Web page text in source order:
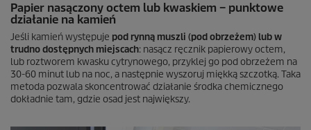
Papier nasączony octem lub kwaskiem – punktowe
działanie na kamień
Jeśli kamień występuje pod rynną muszli (pod obrzeżem) lub w
trudno dostępnych miejscach: nasącz ręcznik papierowy octem,
lub roztworem kwasku cytrynowego, przyklej go pod obrzeżem na
30-60 minut lub na noc, a następnie wyszoruj miękką szczotką. Taka
metoda pozwala skoncentrować działanie środka chemicznego
dokładnie tam, gdzie osad jest największy.